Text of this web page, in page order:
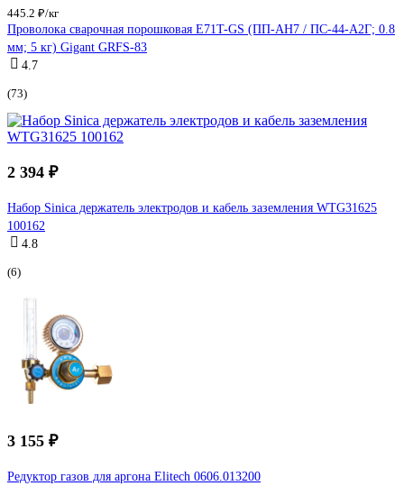
445.2 ₽/кг
Проволока сварочная порошковая Е71T-GS (ПП-АН7 / ПС-44-А2Г; 0.8
мм; 5 кг) Gigant GRFS-83
4.7
(73)
2 394 ₽
Набор Sinica держатель электродов и кабель заземления WTG31625
100162
4.8
(6)
3 155 ₽
Редуктор газов для аргона Elitech 0606.013200